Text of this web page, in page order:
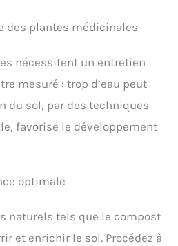
des plantes médicinales
nécessitent un entretien
mesuré : trop d’eau peut
du sol, par des techniques
favorise le développement
optimale
naturels tels que le compost
et enrichir le sol. Procédez à